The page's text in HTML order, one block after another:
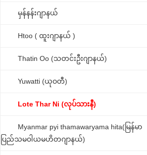
မှန်နန်းဂျာနယ်
Htoo ( ထူးဂျာနယ် )
Thatin Oo (သတင်းဦးဂျာနယ်)
Yuwatti (ယုဝတီ)
Lote Thar Ni (လုပ်သားနီ)
Myanmar pyi thamawaryama hita(မြန်မာ
ပြည်သမဝါယမဟိတဂျာနယ်)